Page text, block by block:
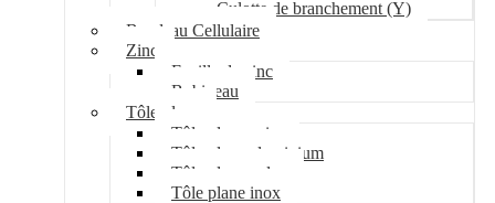
Culotte de branchement (Y)
Bandeau Cellulaire
Zinc
Feuille de zinc
Bobineau
Tôle plane
Tôle plane acier
Tôle plane aluminium
Tôle plane galva
Tôle plane inox